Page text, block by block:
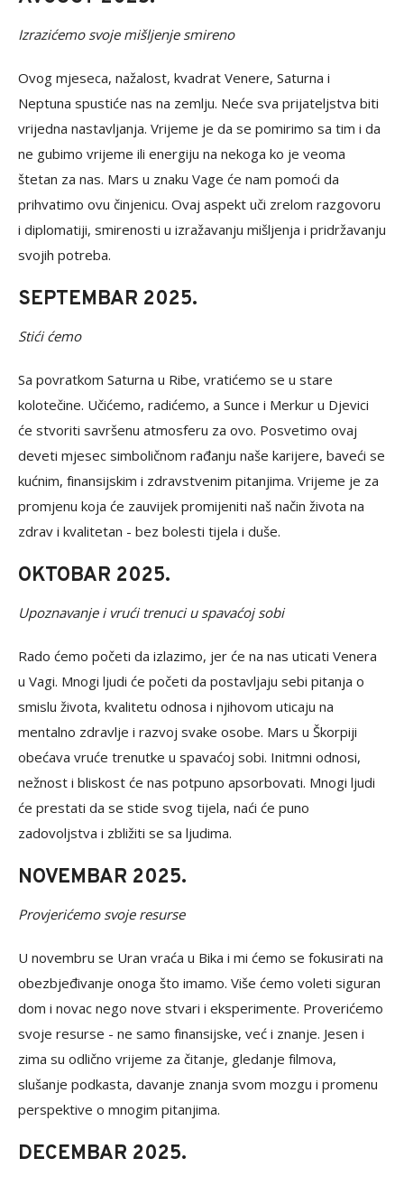
Izrazićemo svoje mišljenje smireno
Ovog mjeseca, nažalost, kvadrat Venere, Saturna i
Neptuna spustiće nas na zemlju. Neće sva prijateljstva biti
vrijedna nastavljanja. Vrijeme je da se pomirimo sa tim i da
ne gubimo vrijeme ili energiju na nekoga ko je veoma
štetan za nas. Mars u znaku Vage će nam pomoći da
prihvatimo ovu činjenicu. Ovaj aspekt uči zrelom razgovoru
i diplomatiji, smirenosti u izražavanju mišljenja i pridržavanju
svojih potreba.
SEPTEMBAR 2025.
Stići ćemo
Sa povratkom Saturna u Ribe, vratićemo se u stare
kolotečine. Učićemo, radićemo, a Sunce i Merkur u Djevici
će stvoriti savršenu atmosferu za ovo. Posvetimo ovaj
deveti mjesec simboličnom rađanju naše karijere, baveći se
kućnim, finansijskim i zdravstvenim pitanjima. Vrijeme je za
promjenu koja će zauvijek promijeniti naš način života na
zdrav i kvalitetan - bez bolesti tijela i duše.
OKTOBAR 2025.
Upoznavanje i vrući trenuci u spavaćoj sobi
Rado ćemo početi da izlazimo, jer će na nas uticati Venera
u Vagi. Mnogi ljudi će početi da postavljaju sebi pitanja o
smislu života, kvalitetu odnosa i njihovom uticaju na
mentalno zdravlje i razvoj svake osobe. Mars u Škorpiji
obećava vruće trenutke u spavaćoj sobi. Initmni odnosi,
nežnost i bliskost će nas potpuno apsorbovati. Mnogi ljudi
će prestati da se stide svog tijela, naći će puno
zadovoljstva i zbližiti se sa ljudima.
NOVEMBAR 2025.
Provjerićemo svoje resurse
U novembru se Uran vraća u Bika i mi ćemo se fokusirati na
obezbjeđivanje onoga što imamo. Više ćemo voleti siguran
dom i novac nego nove stvari i eksperimente. Proverićemo
svoje resurse - ne samo finansijske, već i znanje. Jesen i
zima su odlično vrijeme za čitanje, gledanje filmova,
slušanje podkasta, davanje znanja svom mozgu i promenu
perspektive o mnogim pitanjima.
DECEMBAR 2025.